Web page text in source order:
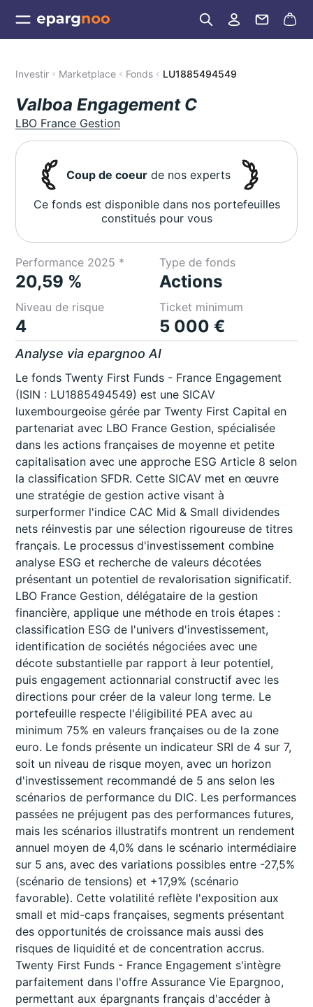
Investir Marketplace Fonds LU1885494549
Valboa Engagement C
LBO France Gestion
Coup de coeur de nos experts
Ce fonds est disponible dans nos portefeuilles
constitués pour vous
Performance 2025 *
20,59 %
Type de fonds
Actions
Niveau de risque
4
Ticket minimum
5 000 €
Analyse via epargnoo AI
Le fonds Twenty First Funds - France Engagement
(ISIN : LU1885494549) est une SICAV
luxembourgeoise gérée par Twenty First Capital en
partenariat avec LBO France Gestion, spécialisée
dans les actions françaises de moyenne et petite
capitalisation avec une approche ESG Article 8 selon
la classification SFDR. Cette SICAV met en œuvre
une stratégie de gestion active visant à
surperformer l'indice CAC Mid & Small dividendes
nets réinvestis par une sélection rigoureuse de titres
français. Le processus d'investissement combine
analyse ESG et recherche de valeurs décotées
présentant un potentiel de revalorisation significatif.
LBO France Gestion, délégataire de la gestion
financière, applique une méthode en trois étapes :
classification ESG de l'univers d'investissement,
identification de sociétés négociées avec une
décote substantielle par rapport à leur potentiel,
puis engagement actionnarial constructif avec les
directions pour créer de la valeur long terme. Le
portefeuille respecte l'éligibilité PEA avec au
minimum 75% en valeurs françaises ou de la zone
euro. Le fonds présente un indicateur SRI de 4 sur 7,
soit un niveau de risque moyen, avec un horizon
d'investissement recommandé de 5 ans selon les
scénarios de performance du DIC. Les performances
passées ne préjugent pas des performances futures,
mais les scénarios illustratifs montrent un rendement
annuel moyen de 4,0% dans le scénario intermédiaire
sur 5 ans, avec des variations possibles entre -27,5%
(scénario de tensions) et +17,9% (scénario
favorable). Cette volatilité reflète l'exposition aux
small et mid-caps françaises, segments présentant
des opportunités de croissance mais aussi des
risques de liquidité et de concentration accrus.
Twenty First Funds - France Engagement s'intègre
parfaitement dans l'offre Assurance Vie Epargnoo,
permettant aux épargnants français d'accéder à